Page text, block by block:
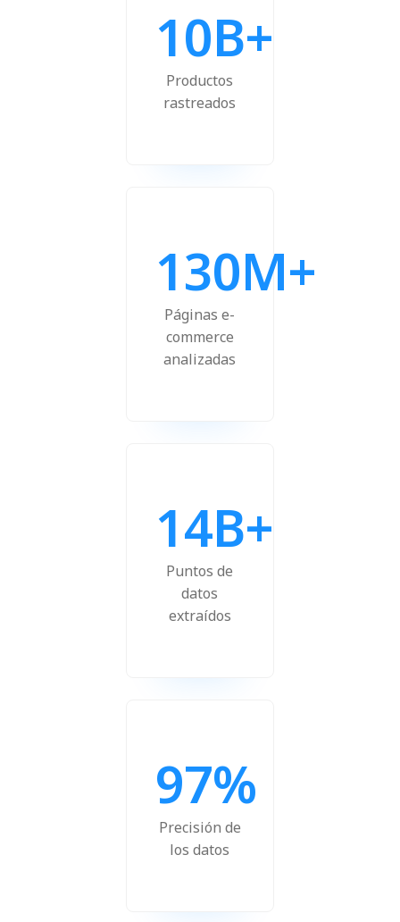
10B+
Productos
rastreados
130M+
Páginas e-
commerce
analizadas
14B+
Puntos de
datos
extraídos
97%
Precisión de
los datos